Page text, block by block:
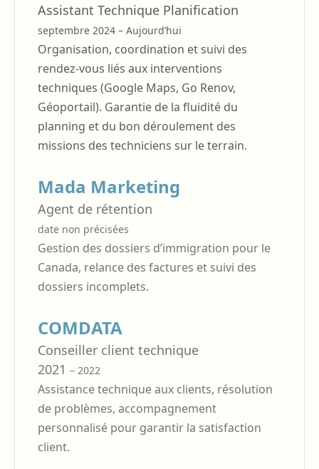
Assistant Technique Planification
septembre 2024 – Aujourd’hui
Organisation, coordination et suivi des
rendez-vous liés aux interventions
techniques (Google Maps, Go Renov,
Géoportail). Garantie de la fluidité du
planning et du bon déroulement des
missions des techniciens sur le terrain.
Mada Marketing
Agent de rétention
date non précisées
Gestion des dossiers d’immigration pour le
Canada, relance des factures et suivi des
dossiers incomplets.
COMDATA
Conseiller client technique
2021 – 2022
Assistance technique aux clients, résolution
de problèmes, accompagnement
personnalisé pour garantir la satisfaction
client.